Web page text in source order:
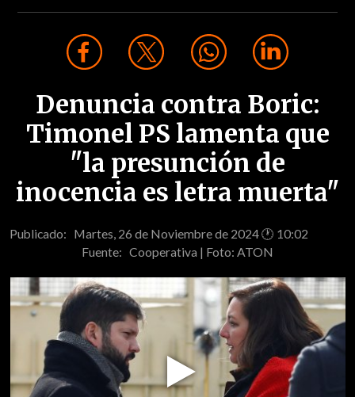
Denuncia contra Boric:
Timonel PS lamenta que
"la presunción de
inocencia es letra muerta"
Publicado: Martes, 26 de Noviembre de 2024 🕐 10:02
Fuente: Cooperativa | Foto: ATON
Video